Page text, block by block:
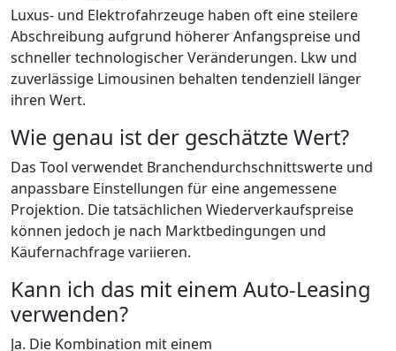
Luxus- und Elektrofahrzeuge haben oft eine steilere
Abschreibung aufgrund höherer Anfangspreise und
schneller technologischer Veränderungen. Lkw und
zuverlässige Limousinen behalten tendenziell länger
ihren Wert.
Wie genau ist der geschätzte Wert?
Das Tool verwendet Branchendurchschnittswerte und
anpassbare Einstellungen für eine angemessene
Projektion. Die tatsächlichen Wiederverkaufspreise
können jedoch je nach Marktbedingungen und
Käufernachfrage variieren.
Kann ich das mit einem Auto-Leasing
verwenden?
Ja. Die Kombination mit einem